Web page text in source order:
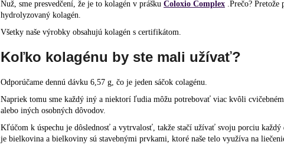
Nuž, sme presvedčení, že je to kolagén v prášku Coloxio Complex .Prečo?
hydrolyzovaný kolagén.
Všetky naše výrobky obsahujú kolagén s certifikátom.
Koľko kolagénu by ste mali užívať?
Odporúčame dennú dávku 6,57 g, čo je jeden sáčok colagénu.
Napriek tomu sme každý iný a niektorí ľudia môžu potrebovať viac kvôli
alebo iných osobných dôvodov.
Kľúčom k úspechu je dôslednosť a vytrvalosť, takže stačí užívať svoju porciu
je bielkovina a bielkoviny sú stavebnými prvkami, ktoré naše telo využíva na